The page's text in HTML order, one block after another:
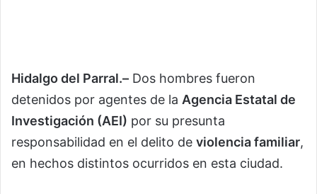
Hidalgo del Parral.– Dos hombres fueron
detenidos por agentes de la Agencia Estatal de
Investigación (AEI) por su presunta
responsabilidad en el delito de violencia familiar,
en hechos distintos ocurridos en esta ciudad.